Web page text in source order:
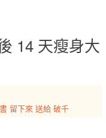
14 天瘦身大
留下來 送給 破千